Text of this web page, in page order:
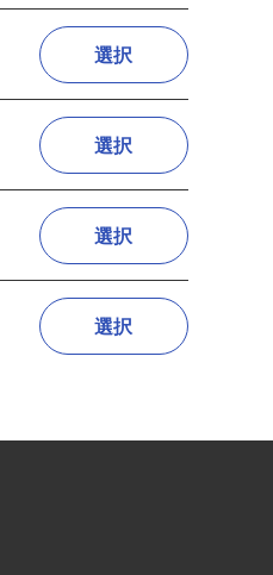
選択
選択
選択
選択